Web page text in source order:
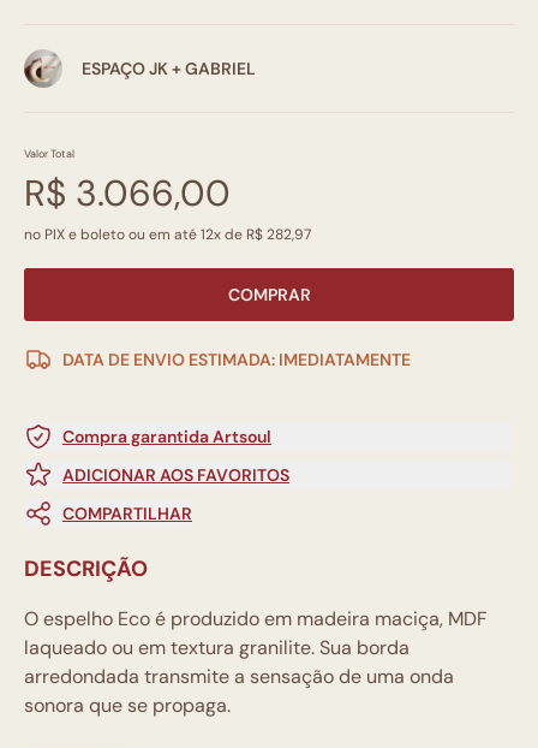
ESPAÇO JK + GABRIEL
Valor Total
R$ 3.066,00
no PIX e boleto ou em até 12x de R$ 282,97
COMPRAR
DATA DE ENVIO ESTIMADA: IMEDIATAMENTE
Compra garantida Artsoul
ADICIONAR AOS FAVORITOS
COMPARTILHAR
DESCRIÇÃO
O espelho Eco é produzido em madeira maciça, MDF
laqueado ou em textura granilite. Sua borda
arredondada transmite a sensação de uma onda
sonora que se propaga.